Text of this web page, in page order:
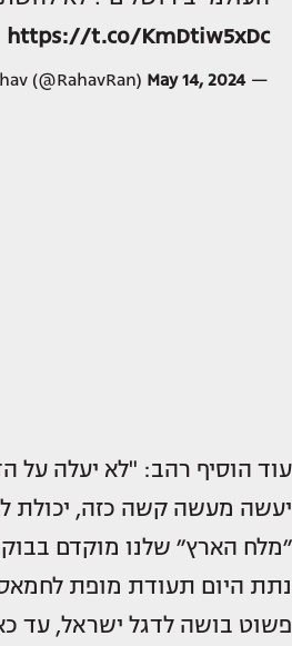
https://t.co/KmDtiw5xDc
— ran rahav (@RahavRan)
May 14, 2024
עוד הוסיף רהב: "לא יעלה
יעשה מעשה קשה כזה, יכולת
״מלח הארץ״ שלנו מוקדם
נתת היום תעודת מופת
פשוט בושה לדגל ישראל, עד